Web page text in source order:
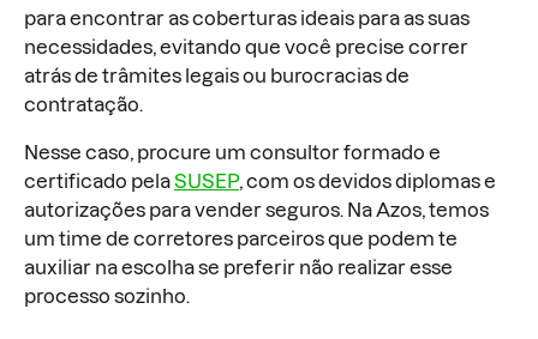
para encontrar as coberturas ideais para as suas
necessidades, evitando que você precise correr
atrás de trâmites legais ou burocracias de
contratação.
Nesse caso, procure um consultor formado e
certificado pelaSUSEP, com os devidos diplomas e
autorizações para vender seguros. Na Azos, temos
um time de corretores parceiros que podem te
auxiliar na escolha se preferir não realizar esse
processo sozinho.